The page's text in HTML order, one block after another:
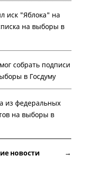
иск "Яблока" на
на выборы в
собрать подписи
в Госдуму
из федеральных
на выборы в
новости →